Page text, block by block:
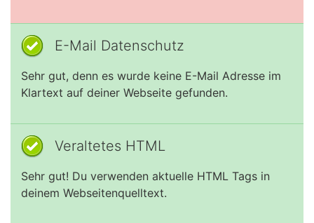
E-Mail Datenschutz
Sehr gut, denn es wurde keine E-Mail Adresse im
Klartext auf deiner Webseite gefunden.
Veraltetes HTML
Sehr gut! Du verwenden aktuelle HTML Tags in
deinem Webseitenquelltext.